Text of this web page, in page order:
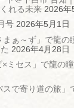
れる未来 2026年
号 2026年5月1日
ぁ～ず」で龍の
2026年4月28日
ミセス」で龍の
スで寄り道の旅」